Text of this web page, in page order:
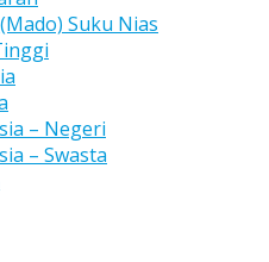
Suku Nias
– Negeri
– Swasta